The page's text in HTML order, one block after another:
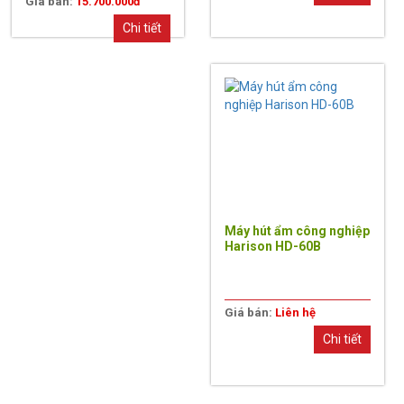
Chi tiết
Máy hút ẩm công nghiệp
Harison HD-60B
Giá bán: Liên hệ
Chi tiết